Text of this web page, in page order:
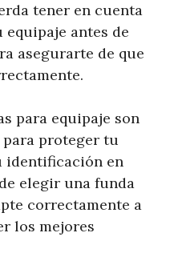
tener en cuenta
antes de
asegurarte de que
para equipaje son
proteger tu
identificación en
elegir una funda
correctamente a
los mejores